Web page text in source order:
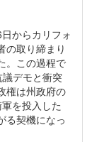
からカリフォ
の取り締まり
。この過程で
デモと衝突
権は州政府の
を投入した
る契機になっ